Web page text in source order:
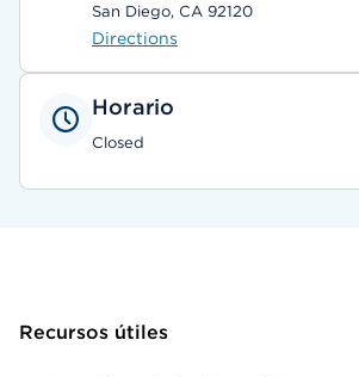
San Diego, CA 92120
Directions
Horario
Closed
Recursos útiles